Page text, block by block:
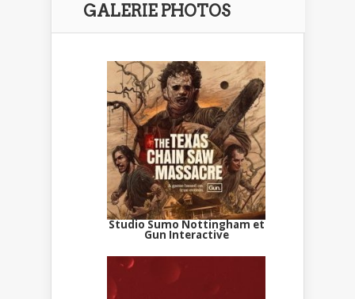
GALERIE PHOTOS
Studio Sumo Nottingham et
Gun Interactive